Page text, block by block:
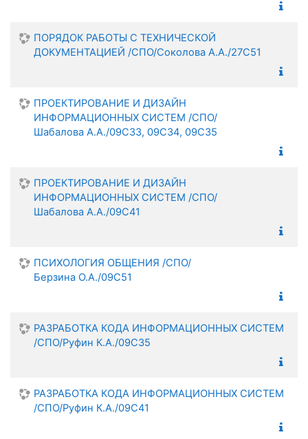
ПОРЯДОК РАБОТЫ С ТЕХНИЧЕСКОЙ
ДОКУМЕНТАЦИЕЙ /СПО/Соколова А.А./27С51
ПРОЕКТИРОВАНИЕ И ДИЗАЙН
ИНФОРМАЦИОННЫХ СИСТЕМ /СПО/
Шабалова А.А./09С33, 09С34, 09С35
ПРОЕКТИРОВАНИЕ И ДИЗАЙН
ИНФОРМАЦИОННЫХ СИСТЕМ /СПО/
Шабалова А.А./09С41
ПСИХОЛОГИЯ ОБЩЕНИЯ /СПО/
Берзина О.А./09С51
РАЗРАБОТКА КОДА ИНФОРМАЦИОННЫХ СИСТЕМ
/СПО/Руфин К.А./09С35
РАЗРАБОТКА КОДА ИНФОРМАЦИОННЫХ СИСТЕМ
/СПО/Руфин К.А./09С41